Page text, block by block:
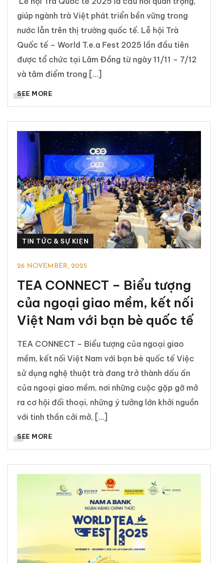
giúp ngành trà Việt phát triển bền vững trong
nước lẫn trên thị trường quốc tế. Lễ hội Trà
Quốc tế – World T.e.a Fest 2025 lần đầu tiên
được tổ chức tại Lâm Đồng từ ngày 11/11 – 7/12
và tâm điểm trong […]
SEE MORE
TIN TỨC & SỰ KIỆN
26 NOVEMBER, 2025
TEA CONNECT – Biểu tượng
của ngoại giao mềm, kết nối
Việt Nam với bạn bè quốc tế
TEA CONNECT – Biểu tượng của ngoại giao
mềm, kết nối Việt Nam với bạn bè quốc tế Việc
sử dụng nghệ thuật trà đang trở thành dấu ấn
của ngoại giao mềm, nơi những cuộc gặp gỡ mở
ra cơ hội đối thoại, những ý tưởng lớn khởi nguồn
với tinh thần cởi mở, […]
SEE MORE